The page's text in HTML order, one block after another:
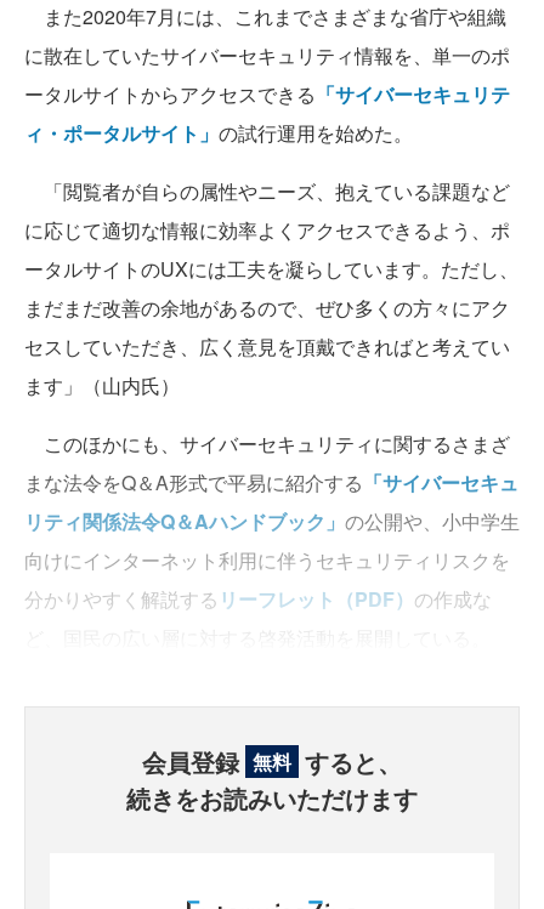
また2020年7月には、これまでさまざまな省庁や組織
に散在していたサイバーセキュリティ情報を、単一のポ
ータルサイトからアクセスできる 「サイバーセキュリテ
ィ・ポータルサイト」 の試行運用を始めた。
「閲覧者が自らの属性やニーズ、抱えている課題など
に応じて適切な情報に効率よくアクセスできるよう、ポ
ータルサイトのUXには工夫を凝らしています。ただし、
まだまだ改善の余地があるので、ぜひ多くの方々にアク
セスしていただき、広く意見を頂戴できればと考えてい
ます」（山内氏）
このほかにも、サイバーセキュリティに関するさまざ
まな法令をQ＆A形式で平易に紹介する 「サイバーセキュ
リティ関係法令Q＆Aハンドブック」 の公開や、小中学生
向けにインターネット利用に伴うセキュリティリスクを
分かりやすく解説する リーフレット（PDF） の作成な
会員登録 無料 すると、
続きをお読みいただけます